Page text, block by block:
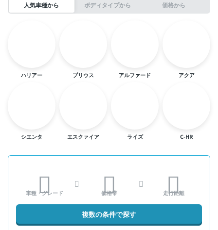
人気車種から ボディタイプから 価格から
ハリアー プリウス アルファード アクア
シエンタ エスクァイア ライズ C-HR
車種・グレード 価格帯 走行距離
複数の条件で探す